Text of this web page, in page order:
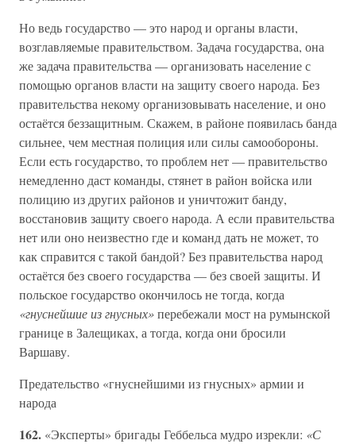
Но ведь государство — это народ и органы власти,
возглавляемые правительством. Задача государства, она
же задача правительства — организовать население с
помощью органов власти на защиту своего народа. Без
правительства некому организовывать население, и оно
остаётся беззащитным. Скажем, в районе появилась банда
сильнее, чем местная полиция или силы самообороны.
Если есть государство, то проблем нет — правительство
немедленно даст команды, стянет в район войска или
полицию из других районов и уничтожит банду,
восстановив защиту своего народа. А если правительства
нет или оно неизвестно где и команд дать не может, то
как справится с такой бандой? Без правительства народ
остаётся без своего государства — без своей защиты. И
польское государство окончилось не тогда, когда
«гнуснейшие из гнусных»перебежали мост на румынской
границе в Залещиках, а тогда, когда они бросили
Варшаву.
Предательство «гнуснейшими из гнусных» армии и
народа
162. «Эксперты» бригады Геббельса мудро изрекли: «С